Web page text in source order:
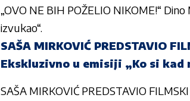
„OVO NE BIH POŽELIO NIKOME!“
izvukao“.
SAŠA MIRKOVIĆ PREDSTAVIO
Ekskluzivno u emisiji „Ko si kad
SAŠA MIRKOVIĆ PREDSTAVIO